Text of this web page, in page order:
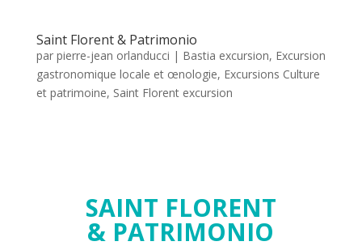
Saint Florent & Patrimonio
par pierre-jean orlanducci | Bastia excursion, Excursion
gastronomique locale et œnologie, Excursions Culture
et patrimoine, Saint Florent excursion
SAINT FLORENT
& PATRIMONIO